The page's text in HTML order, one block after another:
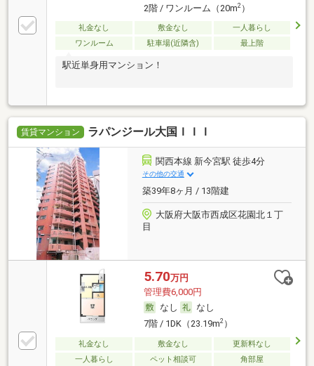
2階 / ワンルーム（20m2）
礼金なし 敷金なし
一人暮らし
ワンルーム
駐車場(近隣含) 最上階
駅近単身用マンション！
賃貸マンション ラパンジール大国ＩＩＩ
関西本線 新今宮駅 徒歩4分
その他の交通
築39年8ヶ月 / 13階建
大阪府大阪市西成区花園北１丁
目
5.70万円
管理費6,000円
なし
なし
7階 / 1DK（23.19m2）
礼金なし 敷金なし
更新料なし
一人暮らし
ペット相談可 角部屋